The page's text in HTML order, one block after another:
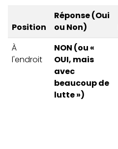
Position
Réponse (Oui
ou Non)
À
l'endroit
NON (ou «
OUI, mais
avec
beaucoup de
lutte »)